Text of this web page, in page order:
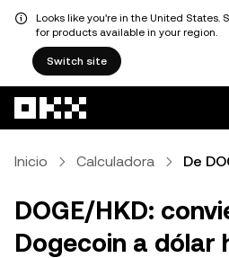
Looks like you're in the United States.
for products available in your region.
Switch site
Inicio Calculadora De
DOGE/HKD:
Dogecoin a dólar